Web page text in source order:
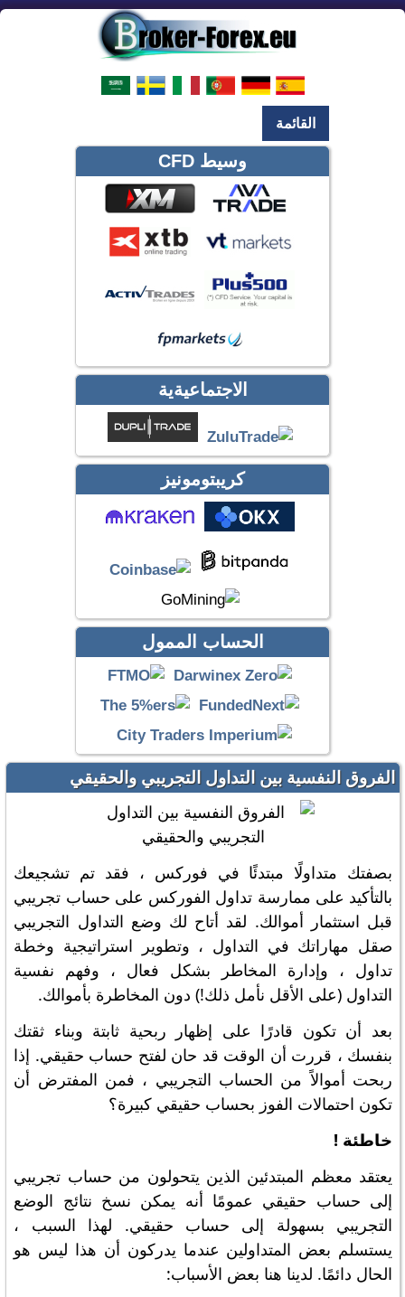
القائمة
وسيط CFD
الاجتماعيةية
كريبتومونيز
الحساب الممول
الفروق النفسية بين التداول التجريبي والحقيقي
بصفتك متداولًا مبتدئًا في فوركس ، فقد تم تشجيعك
بالتأكيد على ممارسة تداول الفوركس على حساب تجريبي
قبل استثمار أموالك. لقد أتاح لك وضع التداول التجريبي
صقل مهاراتك في التداول ، وتطوير استراتيجية وخطة
تداول ، وإدارة المخاطر بشكل فعال ، وفهم نفسية
التداول (على الأقل نأمل ذلك!) دون المخاطرة بأموالك.
بعد أن تكون قادرًا على إظهار ربحية ثابتة وبناء ثقتك
بنفسك ، قررت أن الوقت قد حان لفتح حساب حقيقي. إذا
ربحت أموالاً من الحساب التجريبي ، فمن المفترض أن
تكون احتمالات الفوز بحساب حقيقي كبيرة؟
خاطئة !
يعتقد معظم المبتدئين الذين يتحولون من حساب تجريبي
إلى حساب حقيقي عمومًا أنه يمكن نسخ نتائج الوضع
التجريبي بسهولة إلى حساب حقيقي. لهذا السبب ،
يستسلم بعض المتداولين عندما يدركون أن هذا ليس هو
الحال دائمًا. لدينا هنا بعض الأسباب: